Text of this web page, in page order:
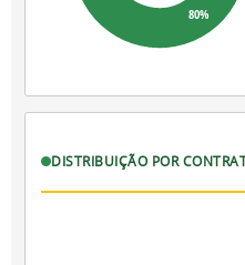
80%
DISTRIBUIÇÃO POR